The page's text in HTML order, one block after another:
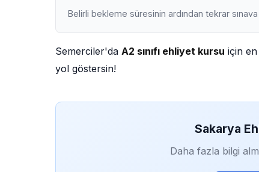
Belirli bekleme süresinin ardından tekrar
Semerciler'da A2 sınıfı ehliyet kursu için
yol göstersin!
Sakarya
Daha fazla bilgi